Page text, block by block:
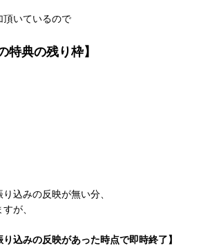
頂いているので
特典の残り枠】
込みの反映が無い分、
が、
り込みの反映があった時点で即時終了】